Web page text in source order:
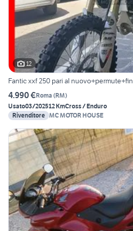
12
Fantic xxf 250 pari al
4.990 €Roma (RM)
Usato03/202512 KmCross / Enduro
Rivenditore MC MOTOR HOUSE